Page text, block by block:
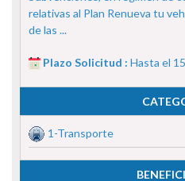
relativas al Plan Renueva tu
de las ...
Plazo Solicitud : Hasta el
1-Transporte